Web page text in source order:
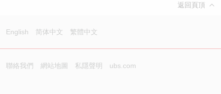
返回頁頂
English 简体中文 繁體中文
聯絡我們 網站地圖 私隱聲明 ubs.com